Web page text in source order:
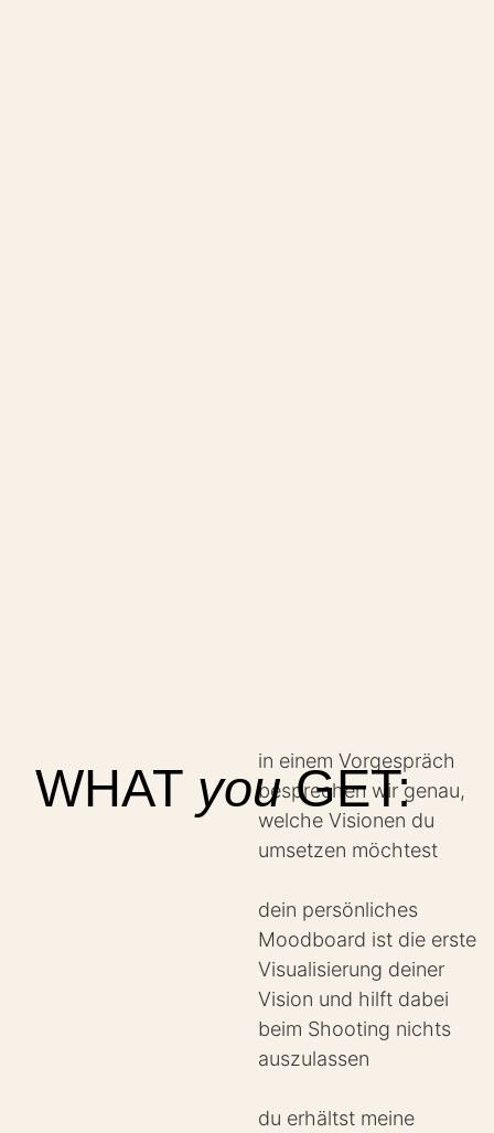
WHAT youGET:
in einem Vorgespräch
besprechen wir genau,
welche Visionen du
umsetzen möchtest
dein persönliches
Moodboard ist die erste
Visualisierung deiner
Vision und hilft dabei
beim Shooting nichts
auszulassen
du erhältst meine